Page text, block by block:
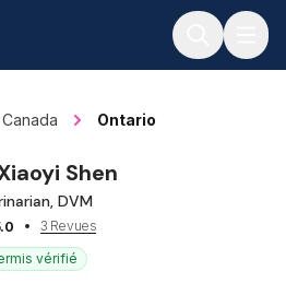
Canada Ontario
Shen
DVM
3 Revues
vérifié